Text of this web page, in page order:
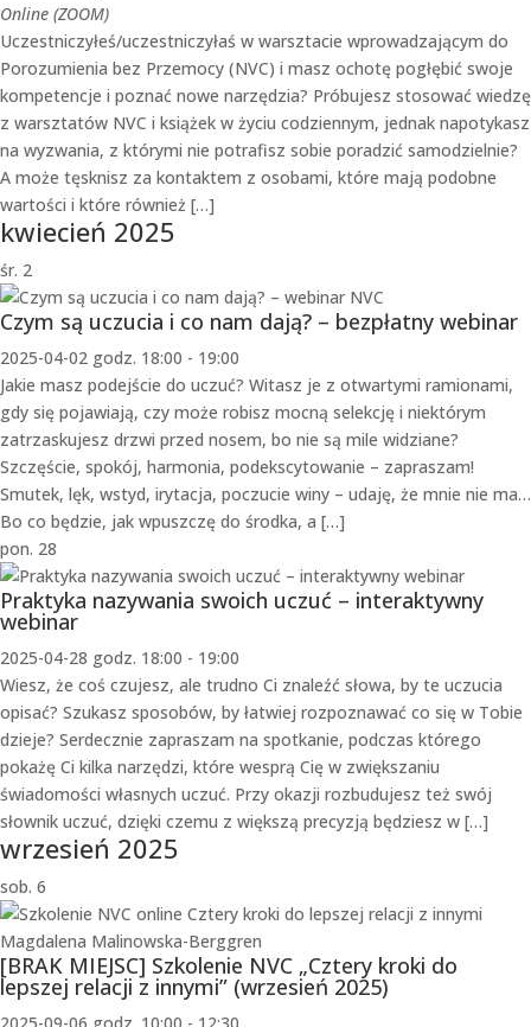
Online (ZOOM)
Uczestniczyłeś/uczestniczyłaś w warsztacie wprowadzającym do
Porozumienia bez Przemocy (NVC) i masz ochotę pogłębić swoje
kompetencje i poznać nowe narzędzia? Próbujesz stosować wiedzę
z warsztatów NVC i książek w życiu codziennym, jednak napotykasz
na wyzwania, z którymi nie potrafisz sobie poradzić samodzielnie?
A może tęsknisz za kontaktem z osobami, które mają podobne
wartości i które również […]
kwiecień 2025
śr. 2
Czym są uczucia i co nam dają? – bezpłatny webinar
2025-04-02 godz. 18:00 - 19:00
Jakie masz podejście do uczuć? Witasz je z otwartymi ramionami,
gdy się pojawiają, czy może robisz mocną selekcję i niektórym
zatrzaskujesz drzwi przed nosem, bo nie są mile widziane?
Szczęście, spokój, harmonia, podekscytowanie – zapraszam!
Smutek, lęk, wstyd, irytacja, poczucie winy – udaję, że mnie nie ma…
Bo co będzie, jak wpuszczę do środka, a […]
pon. 28
Praktyka nazywania swoich uczuć – interaktywny
webinar
2025-04-28 godz. 18:00 - 19:00
Wiesz, że coś czujesz, ale trudno Ci znaleźć słowa, by te uczucia
opisać? Szukasz sposobów, by łatwiej rozpoznawać co się w Tobie
dzieje? Serdecznie zapraszam na spotkanie, podczas którego
pokażę Ci kilka narzędzi, które wesprą Cię w zwiększaniu
świadomości własnych uczuć. Przy okazji rozbudujesz też swój
słownik uczuć, dzięki czemu z większą precyzją będziesz w […]
wrzesień 2025
sob. 6
[BRAK MIEJSC] Szkolenie NVC „Cztery kroki do
lepszej relacji z innymi” (wrzesień 2025)